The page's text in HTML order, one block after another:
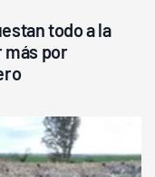
todo a la
más por